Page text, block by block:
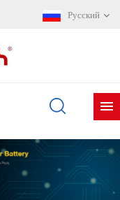
Русский